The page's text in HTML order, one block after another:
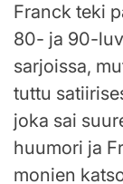
Franck teki
80- ja 90-
sarjoissa,
tuttu
joka sai
huumori ja
monien